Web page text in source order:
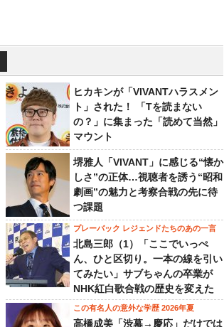
ヒカキンが「VIVANTハラスメン
ト」された！ 「Tを読まない
の？」に集まった「読めて当然」
マウント
堺雅人「VIVANT」に感じる“懐か
しさ”の正体…視聴者を誘う“昭和
劇画”の魅力と考察合戦の先に待
つ課題
プレーバック レジェンドたちのあの一言
北島三郎（1）「ここでいっぺ
ん、ひと区切り。一本の線を引い
てみたい」サブちゃんの卒業が
NHK紅白歌合戦の歴史を変えた
この有名人の意外な学歴 2026年夏
高橋成美「渋幕→慶応」だけでは